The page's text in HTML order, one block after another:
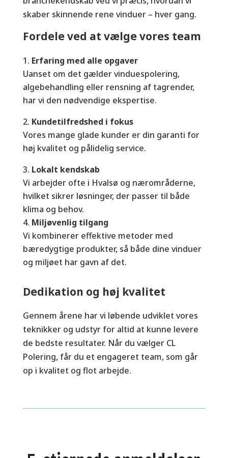
skaber skinnende rene vinduer – hver gang.
Fordele ved at vælge vores team
Erfaring med alle opgaver
Uanset om det gælder vinduespolering,
algebehandling eller rensning af tagrender,
har vi den nødvendige ekspertise.
Kundetilfredshed i fokus
Vores mange glade kunder er din garanti for
høj kvalitet og pålidelig service.
Lokalt kendskab
Vi arbejder ofte i Hvalsø og nærområderne,
hvilket sikrer løsninger, der passer til både
klima og behov.
Miljøvenlig tilgang
Vi kombinerer effektive metoder med
bæredygtige produkter, så både dine vinduer
og miljøet har gavn af det.
Dedikation og høj kvalitet
Gennem årene har vi løbende udviklet vores
teknikker og udstyr for altid at kunne levere
de bedste resultater. Når du vælger CL
Polering, får du et engageret team, som går
op i kvalitet og flot arbejde.